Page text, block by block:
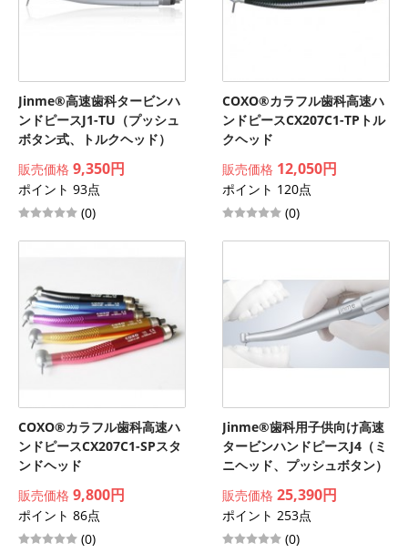
Jinme®高速歯科タービンハ
ンドピースJ1-TU（プッシュ
ボタン式、トルクヘッド）
販売価格 9,350円
ポイント 93点
(0)
COXO®カラフル歯科高速ハ
ンドピースCX207C1-TPトル
クヘッド
販売価格 12,050円
ポイント 120点
(0)
COXO®カラフル歯科高速ハ
ンドピースCX207C1-SPスタ
ンドヘッド
販売価格 9,800円
ポイント 86点
(0)
Jinme®歯科用子供向け高速
タービンハンドピースJ4（ミ
ニヘッド、プッシュボタン）
販売価格 25,390円
ポイント 253点
(0)